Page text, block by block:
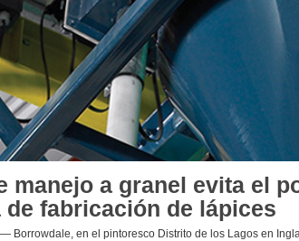
manejo a granel evita el
de fabricación de lápices
Borrowdale, en el pintoresco Distrito de los Lagos en